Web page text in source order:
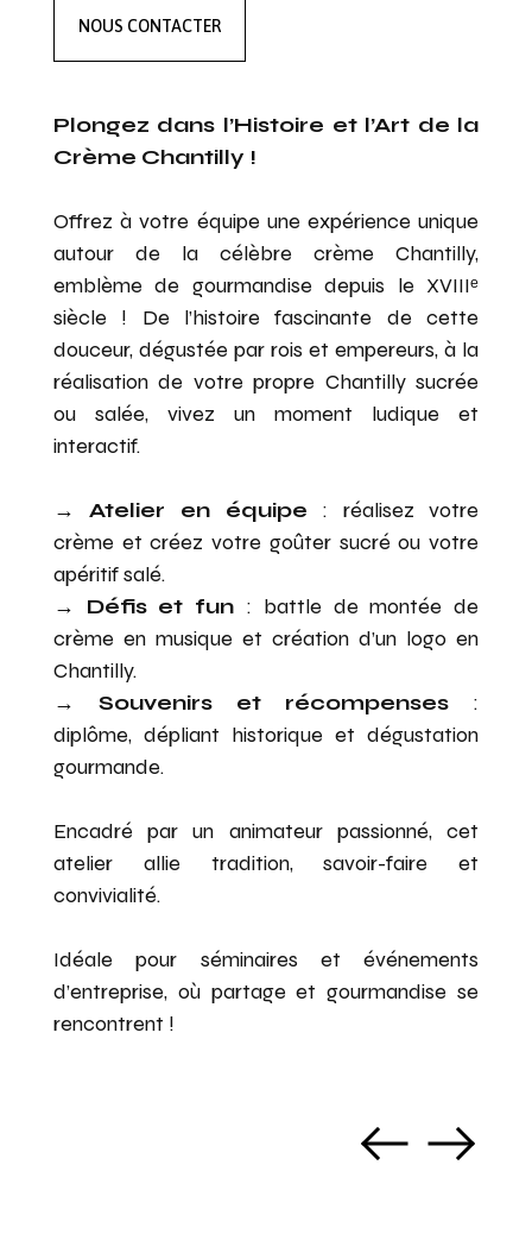
NOUS CONTACTER
Plongez dans l’Histoire et l’Art de la
Crème Chantilly !
Offrez à votre équipe une expérience unique
autour de la célèbre crème Chantilly,
emblème de gourmandise depuis le XVIIIᵉ
siècle ! De l’histoire fascinante de cette
douceur, dégustée par rois et empereurs, à la
réalisation de votre propre Chantilly sucrée
ou salée, vivez un moment ludique et
interactif.
→Atelier en équipe : réalisez votre
crème et créez votre goûter sucré ou votre
apéritif salé.
→ Défis et fun : battle de montée de
crème en musique et création d’un logo en
Chantilly.
→ Souvenirs et récompenses :
diplôme, dépliant historique et dégustation
gourmande.
Encadré par un animateur passionné, cet
atelier allie tradition, savoir-faire et
convivialité.
Idéale pour séminaires et événements
d’entreprise, où partage et gourmandise se
rencontrent !